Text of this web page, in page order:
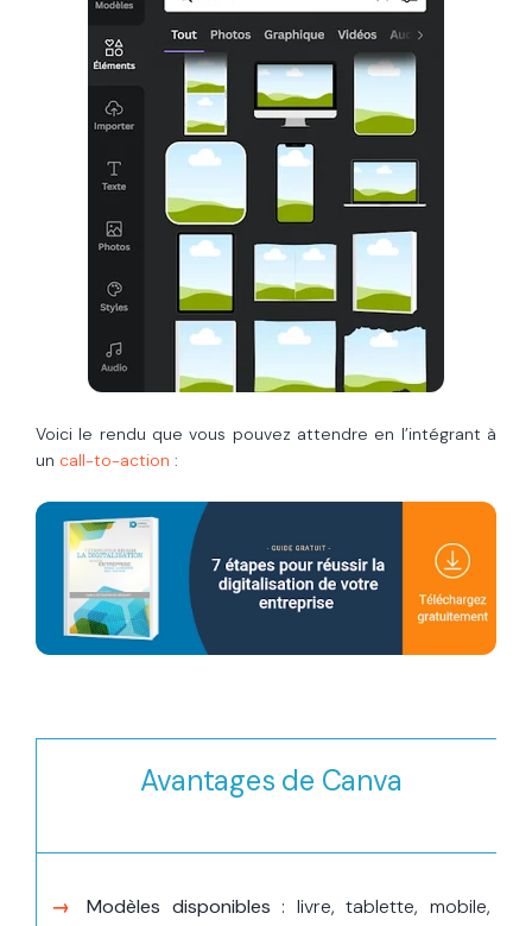
Voici le rendu que vous pouvez attendre en l’intégrant à
un call-to-action :
Avantages de Canva
Modèles disponibles : livre, tablette, mobile,